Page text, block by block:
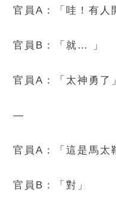
官員A：「哇！有人
官員B：「就… 」
官員A：「太神勇了
—
官員A：「這是馬太
官員B：「對」